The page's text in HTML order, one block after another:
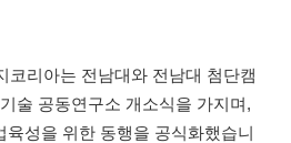
코리아는 전남대와 전남대 첨단캠
술 공동연구소 개소식을 가지며,
성을 위한 동행을 공식화했습니